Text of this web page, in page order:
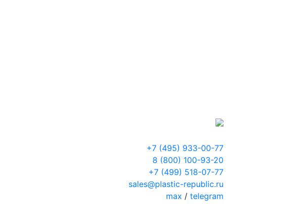
+7 (495) 933-00-77
8 (800) 100-93-20
+7 (499) 518-07-77
sales@plastic-republic.ru
max / telegram